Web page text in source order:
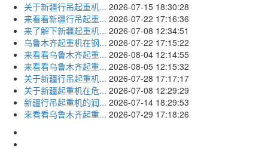
关于新疆行吊起重机... 2026-07-15 18:30:28
来看看新疆行吊起重... 2026-07-22 17:16:36
来了解下新疆起重机... 2026-07-08 12:34:51
乌鲁木齐起重机在钢... 2026-07-22 17:15:22
来看看乌鲁木齐起重... 2026-08-04 12:14:55
来看看乌鲁木齐起重... 2026-08-05 12:15:32
关于新疆行吊起重机... 2026-07-28 17:17:17
关于新疆起重机在危... 2026-07-08 12:29:29
新疆行吊起重机的润... 2026-07-14 18:29:53
来看看乌鲁木齐起重... 2026-07-29 17:18:26